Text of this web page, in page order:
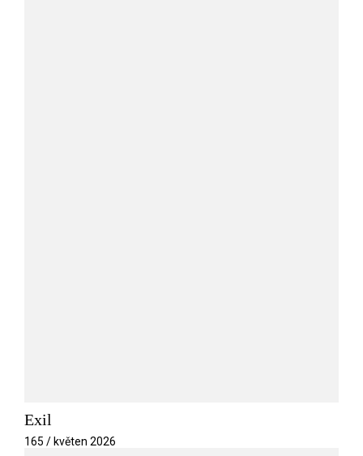
Exil
165 / květen 2026